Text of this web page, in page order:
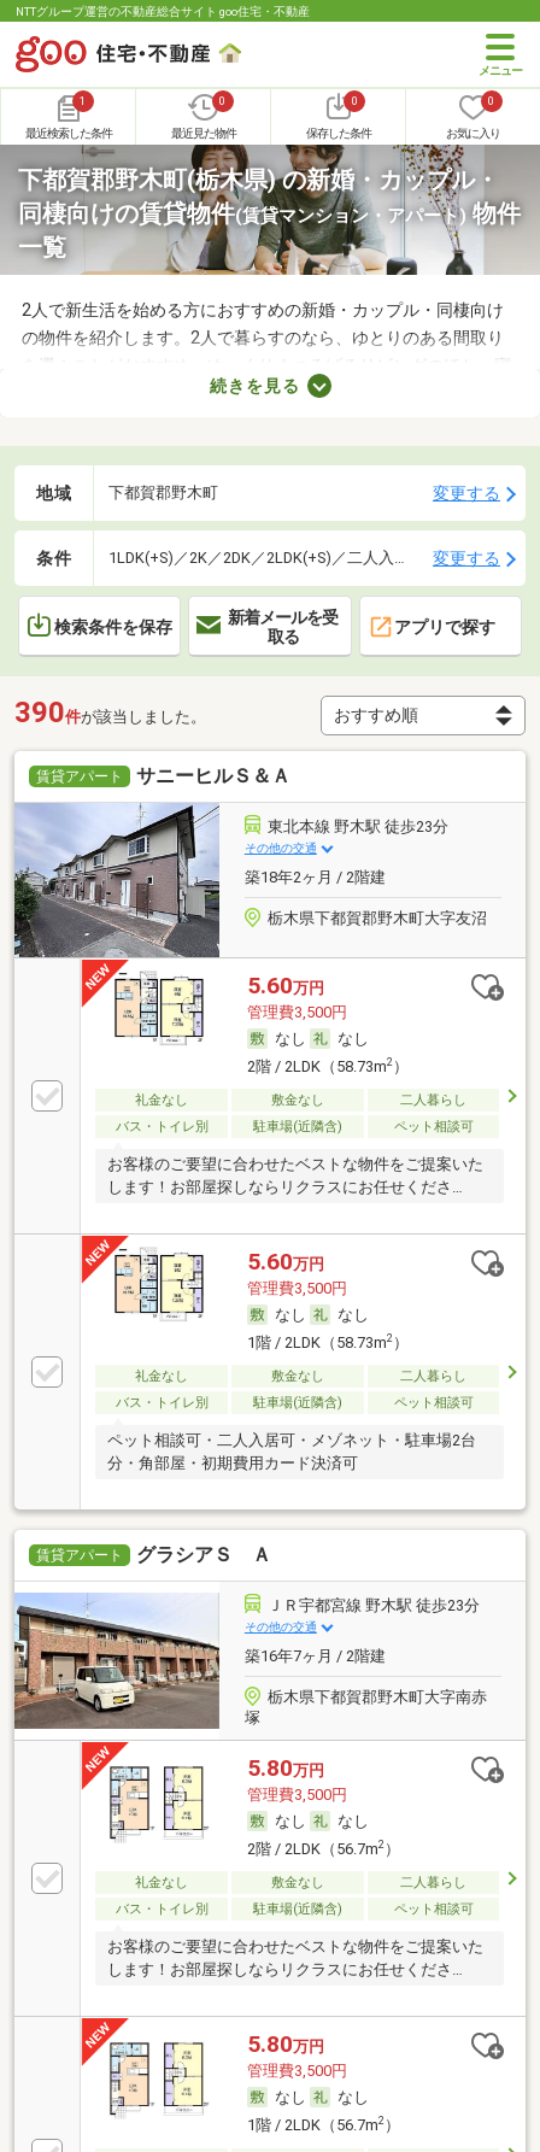
NTTグループ運営の不動産総合サイト goo住宅・不動産
1
最近検索した条件
0
最近見た物件
0
保存した条件
0
お気に入り
下都賀郡野木町(栃木県) の新婚・カップル・
同棲向けの賃貸物件(賃貸マンション・アパート) 物件
一覧
2人で新生活を始める方におすすめの新婚・カップル・同棲向け
の物件を紹介します。2人で暮らすのなら、ゆとりのある間取り
を選ぶことがおすすめ。ゆっくりくつろげるリビングのほか、寝
室や収納スペースを確保できる物件を選べば、長く快適に暮らせ
てチェックしてみてくださいね。
続きを見る
地域 下都賀郡野木町 変更する
条件 1LDK(+S)／2K／2DK／2LDK(+S)／二人入居可 変更する
検索条件を保存
新着メールを受
取る
アプリで探す
390件が該当しました。
賃貸アパート サニーヒルＳ＆Ａ
東北本線 野木駅 徒歩23分
その他の交通
築18年2ヶ月 / 2階建
栃木県下都賀郡野木町大字友沼
5.60万円
管理費3,500円
なし
なし
2階 / 2LDK（58.73m2）
礼金なし 敷金なし
二人暮らし
バス・トイレ別
駐車場(近隣含) ペット相談可
お客様のご要望に合わせたベストな物件をご提案いた
します！お部屋探しならリクラスにお任せくださ
5.60万円
管理費3,500円
なし
なし
1階 / 2LDK（58.73m2）
礼金なし 敷金なし
二人暮らし
バス・トイレ別
駐車場(近隣含) ペット相談可
ペット相談可・二人入居可・メゾネット・駐車場2台
分・角部屋・初期費用カード決済可
賃貸アパート グラシアＳ Ａ
ＪＲ宇都宮線 野木駅 徒歩23分
その他の交通
築16年7ヶ月 / 2階建
栃木県下都賀郡野木町大字南赤
塚
5.80万円
管理費3,500円
なし
なし
2階 / 2LDK（56.7m2）
礼金なし 敷金なし
二人暮らし
バス・トイレ別
駐車場(近隣含) ペット相談可
お客様のご要望に合わせたベストな物件をご提案いた
します！お部屋探しならリクラスにお任せくださ
5.80万円
管理費3,500円
なし
なし
1階 / 2LDK（56.7m2）